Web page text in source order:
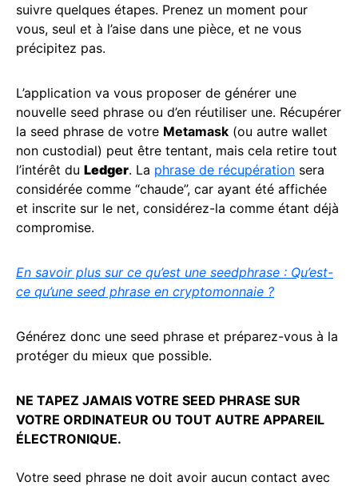
suivre quelques étapes. Prenez un moment pour
vous, seul et à l’aise dans une pièce, et ne vous
précipitez pas.
L’application va vous proposer de générer une
nouvelle seed phrase ou d’en réutiliser une. Récupérer
la seed phrase de votre Metamask (ou autre wallet
non custodial) peut être tentant, mais cela retire tout
l’intérêt du Ledger. La phrase de récupération sera
considérée comme “chaude”, car ayant été affichée
et inscrite sur le net, considérez-la comme étant déjà
compromise.
En savoir plus sur ce qu’est une seedphrase : Qu’est-
ce qu’une seed phrase en cryptomonnaie ?
Générez donc une seed phrase et préparez-vous à la
protéger du mieux que possible.
NE TAPEZ JAMAIS VOTRE SEED PHRASE SUR
VOTRE ORDINATEUR OU TOUT AUTRE APPAREIL
ÉLECTRONIQUE.
Votre seed phrase ne doit avoir aucun contact avec